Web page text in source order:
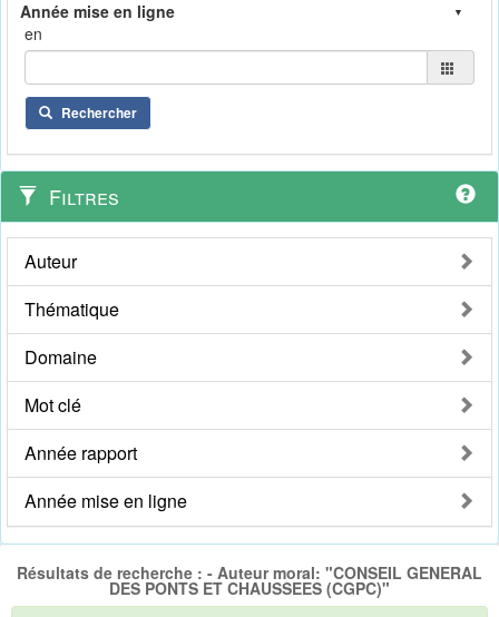
en
Rechercher
Filtres
Auteur
Thématique
Domaine
Mot clé
Année rapport
Année mise en ligne
Résultats de recherche : - Auteur moral: "CONSEIL GENERAL
DES PONTS ET CHAUSSEES (CGPC)"